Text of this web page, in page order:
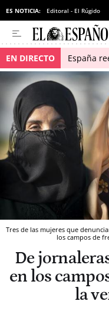
ES NOTICIA: Editoral - El Rúgido
EN DIRECTO España
Tres de las mujeres que
los campos de
De
en los
la